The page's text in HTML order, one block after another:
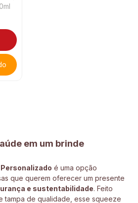
em um brinde
é uma opção
que querem oferecer um presente
e sustentabilidade. Feito
tampa de qualidade, esse squeeze